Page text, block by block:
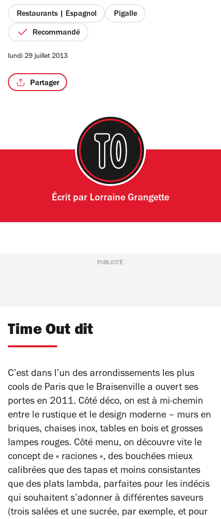
étoiles
Restaurants | Espagnol Pigalle
Recommandé
lundi 29 juillet 2013
Partager
Écrit par Lorraine Grangette
PUBLICITÉ
Time Out dit
C’est dans l’un des arrondissements les plus
cools de Paris que le Braisenville a ouvert ses
portes en 2011. Côté déco, on est à mi-chemin
entre le rustique et le design moderne – murs en
briques, chaises inox, tables en bois et grosses
lampes rouges. Côté menu, on découvre vite le
concept de « raciones », des bouchées mieux
calibrées que des tapas et moins consistantes
que des plats lambda, parfaites pour les indécis
qui souhaitent s’adonner à différentes saveurs
(trois salées et une sucrée, par exemple, et pour